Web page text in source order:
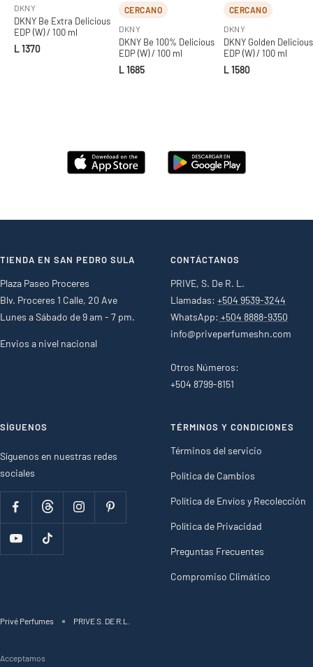
DKNY
DKNY Be Extra Delicious
EDP (W) / 100 ml
L 1370
CERCANO
DKNY
DKNY Be 100% Delicious
EDP (W) / 100 ml
L 1685
CERCANO
DKNY
DKNY Golden Delicious
EDP (W) / 100 ml
L 1580
TIENDA EN SAN PEDRO SULA
Plaza Paseo Proceres
Blv. Proceres 1 Calle, 20 Ave
Lunes a Sábado de 9 am - 7 pm.
Envios a nivel nacional
CONTÁCTANOS
PRIVE, S. De R. L.
Llamadas: +504 9539-3244
WhatsApp: +504 8888-9350
info@priveperfumeshn.com
Otros Números:
+504 8799-8151
SÍGUENOS
Síguenos en nuestras redes
sociales
TÉRMINOS Y CONDICIONES
Términos del servicio
Política de Cambios
Política de Envíos y Recolección
Política de Privacidad
Preguntas Frecuentes
Compromiso Climático
Privé Perfumes PRIVE S. DE R.L.
Acceptamos